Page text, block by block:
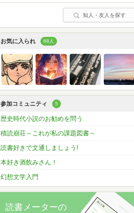
知人・友人を探す
お気に入られ 68人
参加コミュニティ 5
歴史時代小説のお勧めを問う
積読崩荘～これが私の課題図書～
読書好きで文通しましょう!
本好き酒飲みさん！
幻想文学入門
読書メーターの